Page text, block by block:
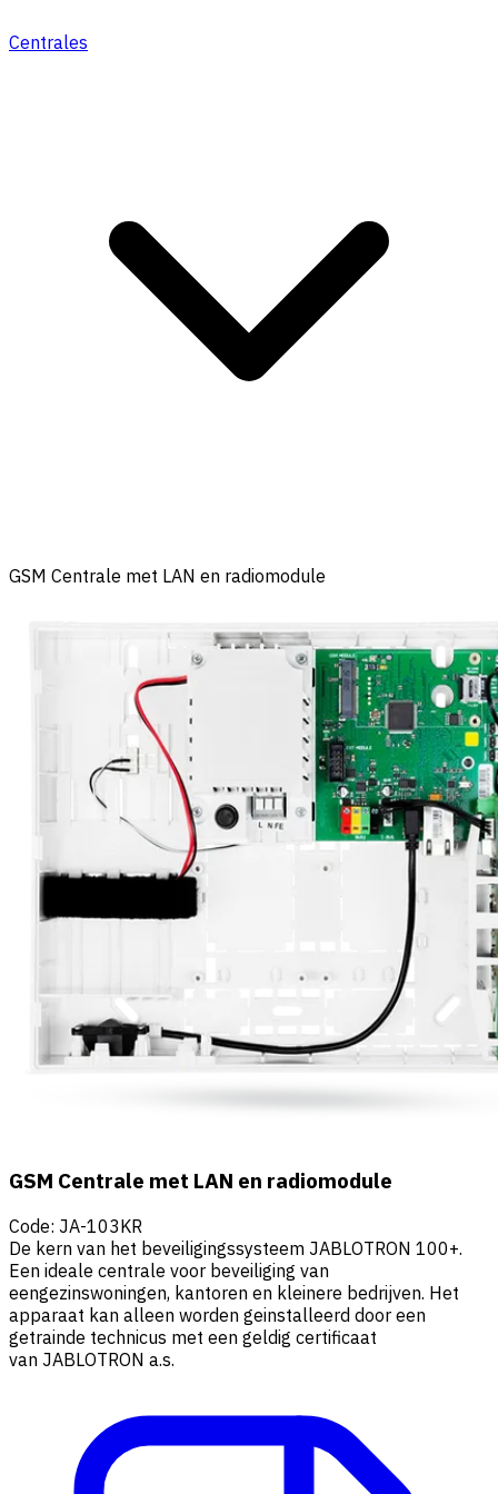
Centrales
GSM Centrale met LAN en radiomodule
GSM Centrale met LAN en radiomodule
Code: JA-103KR
De kern van het beveiligingssysteem JABLOTRON 100+.
Een ideale centrale voor beveiliging van
eengezinswoningen, kantoren en kleinere bedrijven. Het
apparaat kan alleen worden geinstalleerd door een
getrainde technicus met een geldig certificaat
van JABLOTRON a.s.